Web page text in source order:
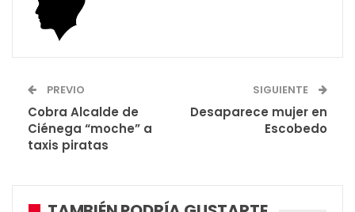
PREVIO
Cobra Alcalde de
Ciénega “moche” a
taxis piratas
SIGUIENTE
Desaparece mujer en
Escobedo